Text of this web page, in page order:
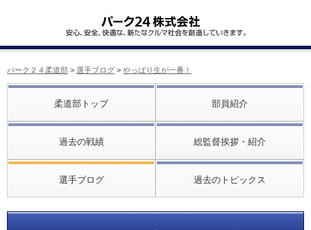
パーク２４柔道部 > 選手ブログ > やっぱり生が一番！
柔道部トップ 部員紹介
過去の戦績 総監督挨拶・紹介
選手ブログ 過去のトピックス